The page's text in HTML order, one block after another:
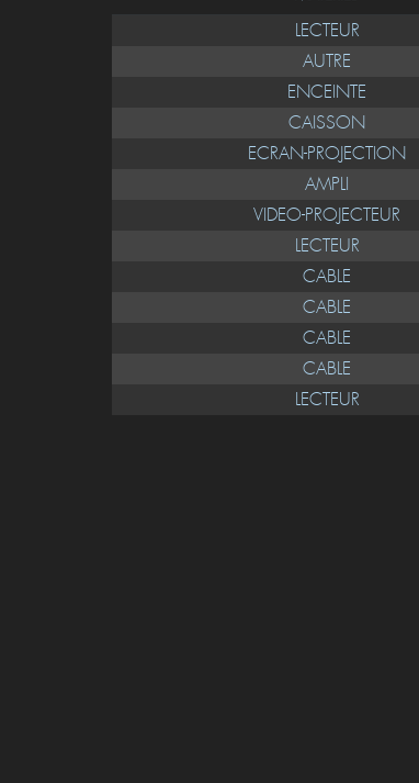
LECTEUR
AUTRE
ENCEINTE
CAISSON
ECRAN-PROJECTION
AMPLI
VIDEO-PROJECTEUR
LECTEUR
CABLE
CABLE
CABLE
CABLE
LECTEUR